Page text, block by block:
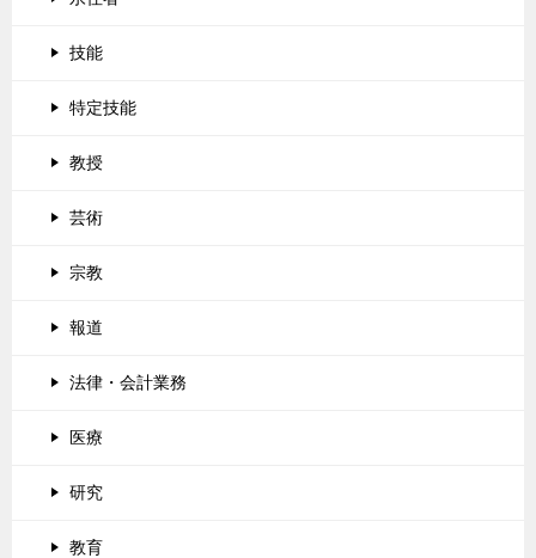
技能
特定技能
教授
芸術
宗教
報道
法律・会計業務
医療
研究
教育